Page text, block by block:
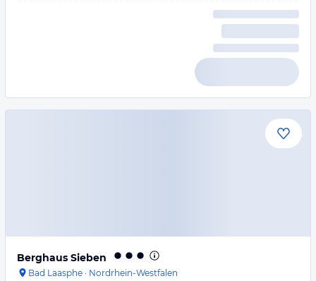
Berghaus Sieben
Bad Laasphe · Nordrhein-Westfalen